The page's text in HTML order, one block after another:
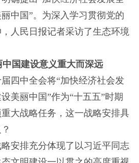
中国”。为深入学习贯彻党的
人民日报记者采访了生态环境
国建设意义重大而深远
四中全会将“加快经济社会发
美丽中国”作为“十五五”时期
大战略任务，这一战略安排具
安排充分体现了以习近平同志